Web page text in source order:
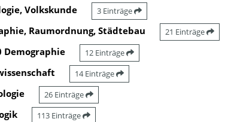
Volkskunde 3 Einträge
Raumordnung, Städtebau 21 Einträge
Demographie 12 Einträge
14 Einträge
26 Einträge
113 Einträge